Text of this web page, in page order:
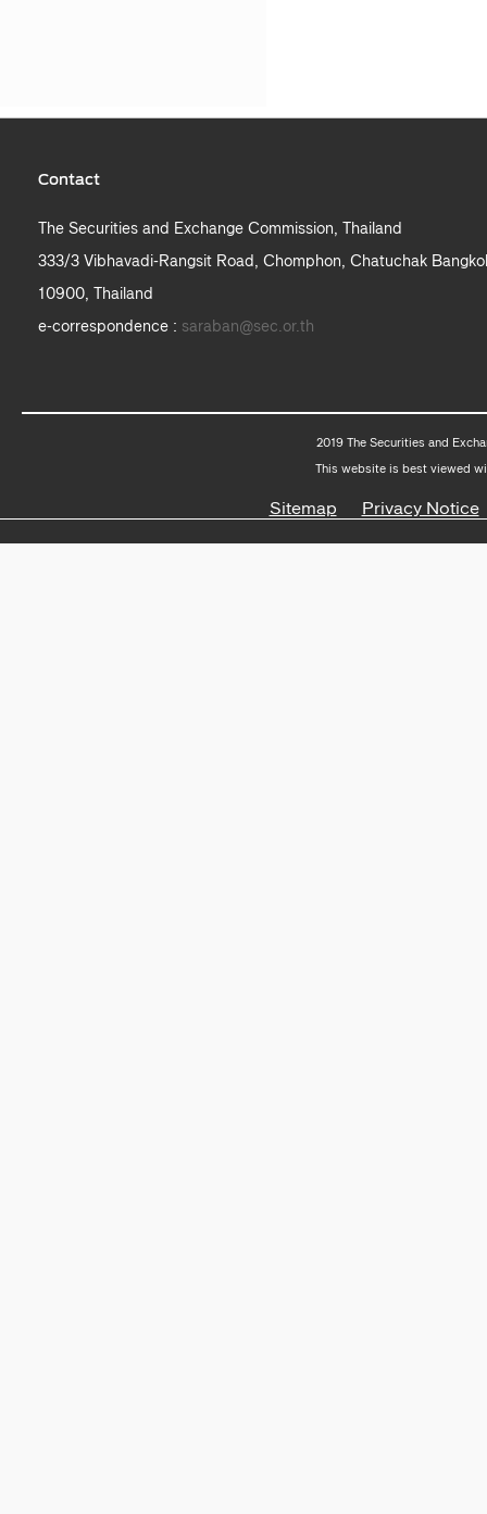
Contact
The Securities and Exchange Commission, Thailand
333/3 Vibhavadi-Rangsit Road, Chomphon, Chatuchak
10900, Thailand
e-correspondence : saraban@sec.or.th
2019 The Securities and
This website is best viewed
Sitemap Privacy Notice